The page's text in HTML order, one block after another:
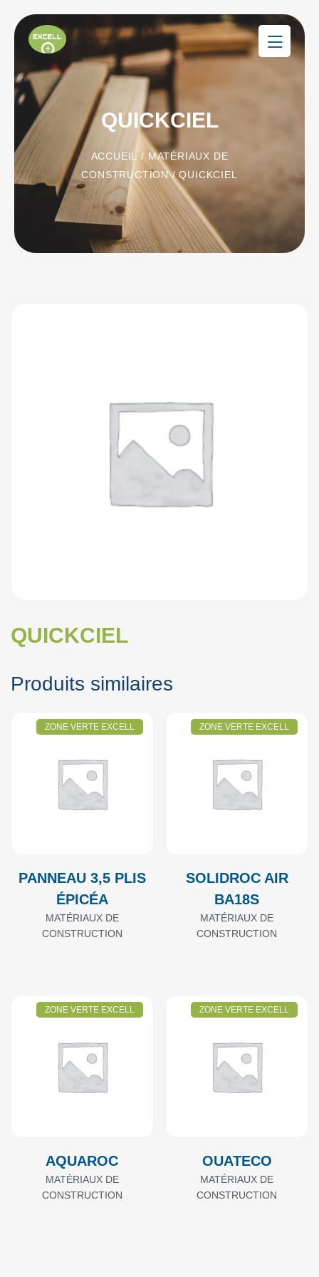
QUICKCIEL
ACCUEIL / MATÉRIAUX DE
CONSTRUCTION/ QUICKCIEL
QUICKCIEL
Produits similaires
ZONE VERTE EXCELL
PANNEAU 3,5 PLIS
ÉPICÉA
MATÉRIAUX DE
CONSTRUCTION
ZONE VERTE EXCELL
SOLIDROC AIR
BA18S
MATÉRIAUX DE
CONSTRUCTION
ZONE VERTE EXCELL
AQUAROC
MATÉRIAUX DE
CONSTRUCTION
ZONE VERTE EXCELL
OUATECO
MATÉRIAUX DE
CONSTRUCTION